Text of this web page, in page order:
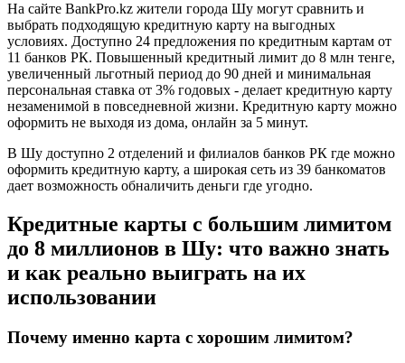
На сайте BankPro.kz жители города Шу могут сравнить и
выбрать подходящую кредитную карту на выгодных
условиях. Доступно 24 предложения по кредитным картам от
11 банков РК. Повышенный кредитный лимит до 8 млн тенге,
увеличенный льготный период до 90 дней и минимальная
персональная ставка от 3% годовых - делает кредитную карту
незаменимой в повседневной жизни. Кредитную карту можно
оформить не выходя из дома, онлайн за 5 минут.
В Шу доступно 2 отделений и филиалов банков РК где можно
оформить кредитную карту, а широкая сеть из 39 банкоматов
дает возможность обналичить деньги где угодно.
Кредитные карты с большим лимитом
до 8 миллионов в Шу: что важно знать
и как реально выиграть на их
использовании
Почему именно карта с хорошим лимитом?